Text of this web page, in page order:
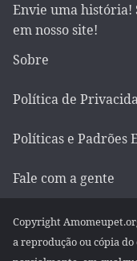
Envie uma
em nosso site!
Sobre
Política de
Políticas e Padrões
Fale com a gente
Copyright
a reprodução ou cópia